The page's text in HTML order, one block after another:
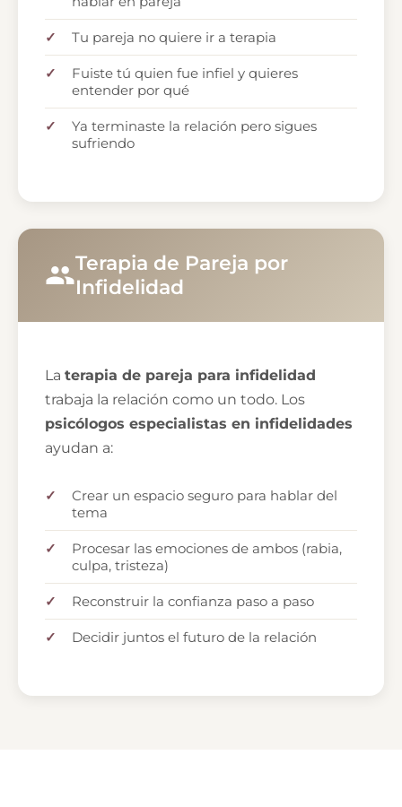
Tu pareja no quiere ir a terapia
Fuiste tú quien fue infiel y quieres
entender por qué
Ya terminaste la relación pero sigues
sufriendo
Terapia de Pareja por
Infidelidad
La terapia de pareja para infidelidad
trabaja la relación como un todo. Los
psicólogos especialistas en infidelidades
ayudan a:
Crear un espacio seguro para hablar del
tema
Procesar las emociones de ambos (rabia,
culpa, tristeza)
Reconstruir la confianza paso a paso
Decidir juntos el futuro de la relación